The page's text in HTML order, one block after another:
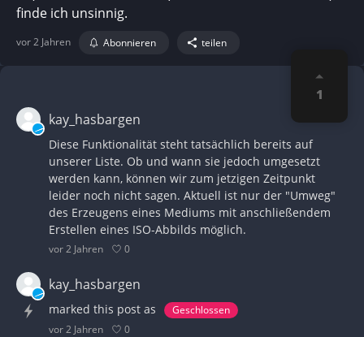
finde ich unsinnig.
vor 2 Jahren Abonnieren teilen
1
kay_hasbargen
Diese Funktionalität steht tatsächlich bereits auf
unserer Liste. Ob und wann sie jedoch umgesetzt
werden kann, können wir zum jetzigen Zeitpunkt
leider noch nicht sagen. Aktuell ist nur der "Umweg"
des Erzeugens eines Mediums mit anschließendem
Erstellen eines ISO-Abbilds möglich.
vor 2 Jahren 0
kay_hasbargen
marked this post as
Geschlossen
vor 2 Jahren
0